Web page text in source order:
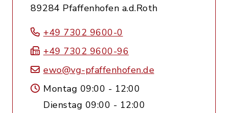
89284 Pfaffenhofen a.d.Roth
+49 7302 9600-0
+49 7302 9600-96
ewo@vg-pfaffenhofen.de
Montag 09:00 - 12:00
Dienstag 09:00 - 12:00